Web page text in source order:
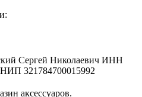
Сергей Николаевич ИНН
321784700015992
аксессуаров.